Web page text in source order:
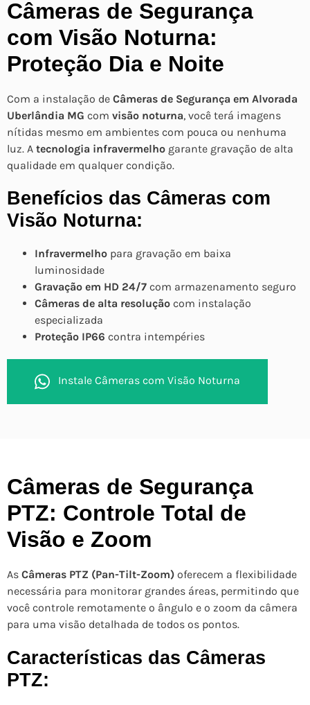
Câmeras de Segurança
com Visão Noturna:
Proteção Dia e Noite
Com a instalação de Câmeras de Segurança em Alvorada
Uberlândia MG com visão noturna, você terá imagens
nítidas mesmo em ambientes com pouca ou nenhuma
luz. A tecnologia infravermelho garante gravação de alta
qualidade em qualquer condição.
Benefícios das Câmeras com
Visão Noturna:
Infravermelho para gravação em baixa
luminosidade
Gravação em HD 24/7 com armazenamento seguro
Câmeras de alta resolução com instalação
especializada
Proteção IP66 contra intempéries
Instale Câmeras com Visão Noturna
Câmeras de Segurança
PTZ: Controle Total de
Visão e Zoom
As Câmeras PTZ (Pan-Tilt-Zoom) oferecem a flexibilidade
necessária para monitorar grandes áreas, permitindo que
você controle remotamente o ângulo e o zoom da câmera
para uma visão detalhada de todos os pontos.
Características das Câmeras
PTZ: